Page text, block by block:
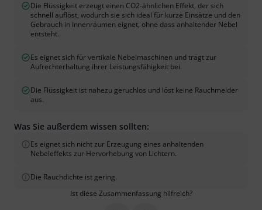
Die Flüssigkeit erzeugt einen CO2-ähnlichen Effekt, der sich
schnell auflöst, wodurch sie sich ideal für kurze Einsätze und den
Gebrauch in Innenräumen eignet, ohne dass anhaltender Nebel
entsteht.
Es eignet sich für vertikale Nebelmaschinen und trägt zur
Aufrechterhaltung ihrer Leistungsfähigkeit bei.
Die Flüssigkeit ist nahezu geruchlos und löst keine Rauchmelder
aus.
Was Sie außerdem wissen sollten:
Es eignet sich nicht zur Erzeugung eines anhaltenden
Nebeleffekts zur Hervorhebung von Lichtern.
Die Rauchdichte ist gering.
Ist diese Zusammenfassung hilfreich?